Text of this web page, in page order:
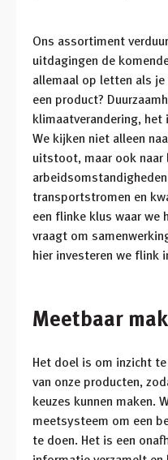
Ons assortiment
uitdagingen de
allemaal op letten als
een product?
klimaatverandering,
We kijken niet alleen
uitstoot, maar ook naar
transportstromen en
een flinke klus waar we
vraagt om
hier investeren we flink
Meetbaar
Het doel is om inzicht
van onze producten,
keuzes kunnen maken.
meetsysteem om een
te doen. Het is een